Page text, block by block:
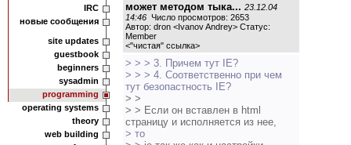
IRC
новые сообщения
site updates
guestbook
beginners
sysadmin
programming
operating systems
theory
web building
может методом тыка... 23.12.04
14:46 Число просмотров: 2653
Автор: dron <Ivanov Andrey> Статус:
Member
<"чистая" ссылка>
> > > 3. Причем тут IE?
> > > 4. Соответственно при чем
тут безопастность IE?
> >
> > Если он вставлен в html
страницу и исполняется из нее,
> то